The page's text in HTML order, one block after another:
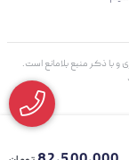
و با ذکر منبع بلامانع است.